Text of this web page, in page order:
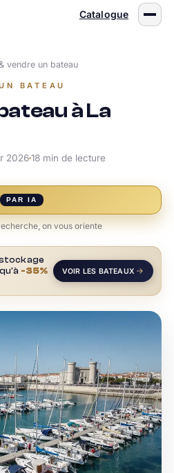
Catalogue
vendre un bateau
BATEAU
à La
202618 min de lecture
PAR IA
on vous oriente
-35%
VOIR LES BATEAUX